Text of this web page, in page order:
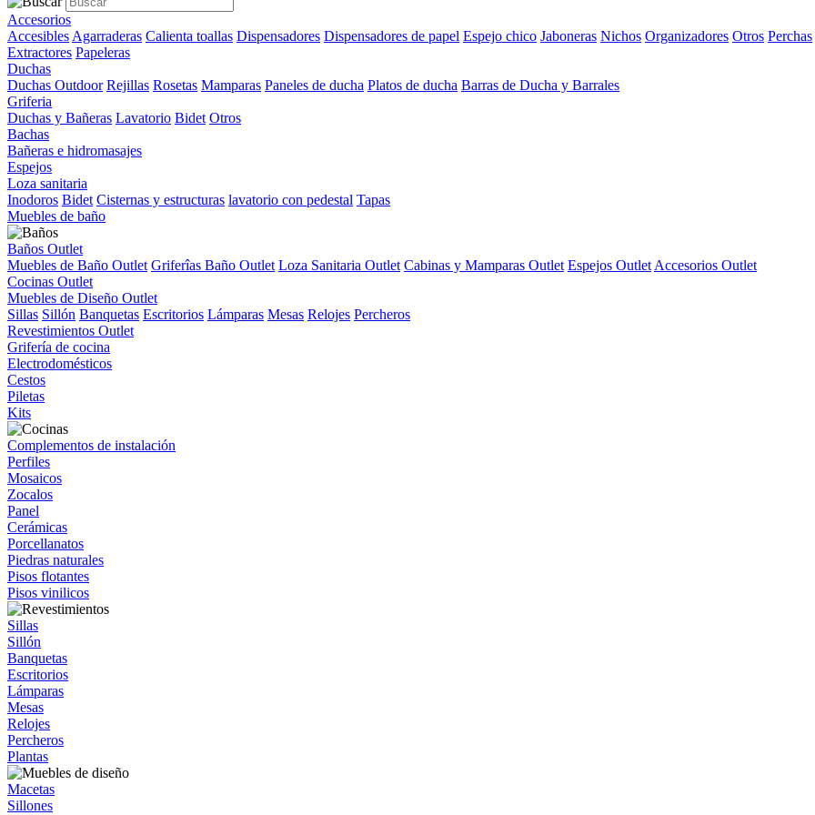
Accesorios
Accesibles Agarraderas Calienta toallas Dispensadores Dispensadores de papel Espejo chico Jaboneras Nichos Organizadores Otros Perchas
Extractores Papeleras
Duchas
Duchas Outdoor Rejillas Rosetas Mamparas Paneles de ducha Platos de ducha Barras de Ducha y Barrales
Griferia
Duchas y Bañeras Lavatorio Bidet Otros
Bachas
Bañeras e hidromasajes
Espejos
Loza sanitaria
Inodoros Bidet Cisternas y estructuras lavatorio con pedestal Tapas
Muebles de baño
Baños Outlet
Muebles de Baño Outlet Griferîas Baño Outlet Loza Sanitaria Outlet Cabinas y Mamparas Outlet Espejos Outlet Accesorios Outlet
Cocinas Outlet
Muebles de Diseño Outlet
Sillas Sillón Banquetas Escritorios Lámparas Mesas Relojes Percheros
Revestimientos Outlet
Grifería de cocina
Electrodomésticos
Cestos
Piletas
Kits
Complementos de instalación
Perfiles
Mosaicos
Zocalos
Panel
Cerámicas
Porcellanatos
Piedras naturales
Pisos flotantes
Pisos vinilicos
Sillas
Sillón
Banquetas
Escritorios
Lámparas
Mesas
Relojes
Percheros
Plantas
Macetas
Sillones